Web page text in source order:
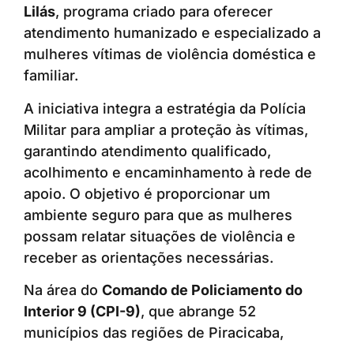
Lilás, programa criado para oferecer
atendimento humanizado e especializado a
mulheres vítimas de violência doméstica e
familiar.
A iniciativa integra a estratégia da Polícia
Militar para ampliar a proteção às vítimas,
garantindo atendimento qualificado,
acolhimento e encaminhamento à rede de
apoio. O objetivo é proporcionar um
ambiente seguro para que as mulheres
possam relatar situações de violência e
receber as orientações necessárias.
Na área do Comando de Policiamento do
Interior 9 (CPI-9), que abrange 52
municípios das regiões de Piracicaba,